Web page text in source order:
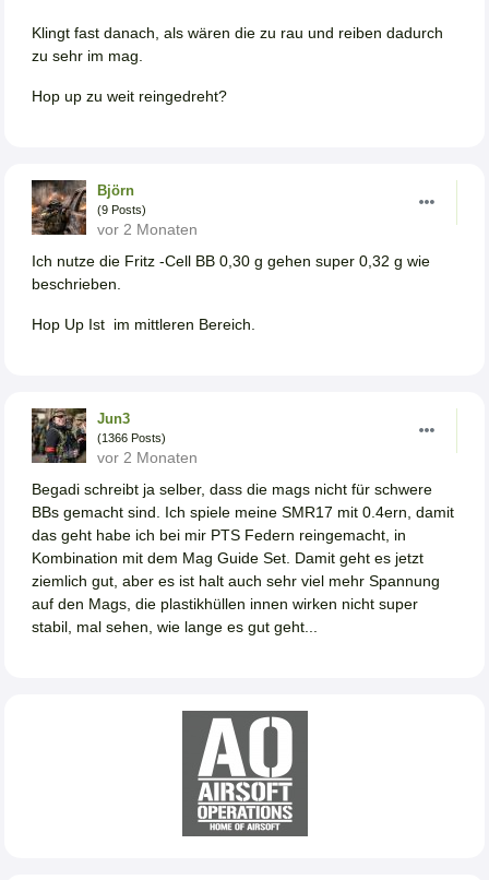
Klingt fast danach, als wären die zu rau und reiben dadurch
zu sehr im mag.
Hop up zu weit reingedreht?
Björn
(9 Posts)
vor 2 Monaten
Ich nutze die Fritz -Cell BB 0,30 g gehen super 0,32 g wie
beschrieben.
Hop Up Ist im mittleren Bereich.
Jun3
(1366 Posts)
vor 2 Monaten
Begadi schreibt ja selber, dass die mags nicht für schwere
BBs gemacht sind. Ich spiele meine SMR17 mit 0.4ern, damit
das geht habe ich bei mir PTS Federn reingemacht, in
Kombination mit dem Mag Guide Set. Damit geht es jetzt
ziemlich gut, aber es ist halt auch sehr viel mehr Spannung
auf den Mags, die plastikhüllen innen wirken nicht super
stabil, mal sehen, wie lange es gut geht...